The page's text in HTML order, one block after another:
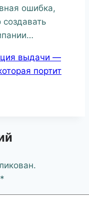
ошибка,
выдачи —
портит
*